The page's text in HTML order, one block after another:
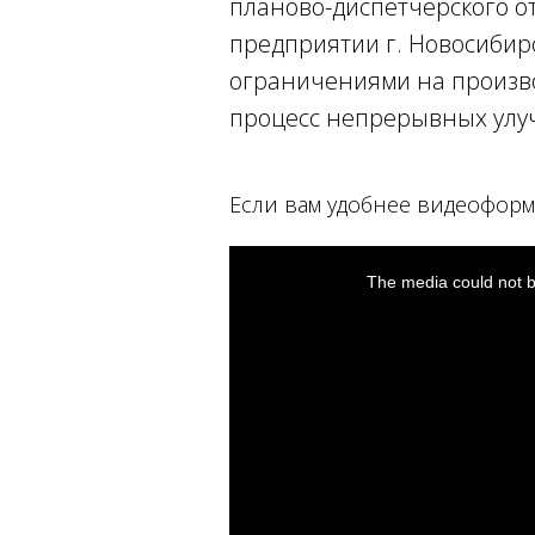
планово-диспетчерского
предприятии г.
ограничениями на
процесс непрерывных
Если вам удобнее